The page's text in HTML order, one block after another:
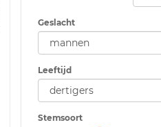
Geslacht
Leeftijd
Stemsoort